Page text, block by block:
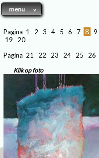
menu
Pagina 1 2 3 4 5 6 7 8 9
19
20
Pagina 21 22 23 24 25 26
Klik op foto